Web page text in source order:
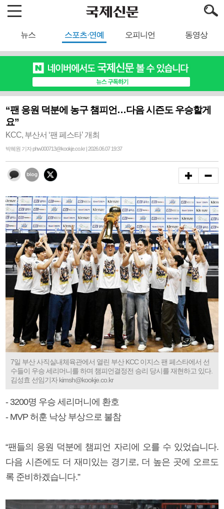
뉴스 스포츠·연예 오피니언 동영상
“팬 응원 덕분에 농구 챔피언…다음 시즌도 우승할게
요”
KCC, 부산서 ‘팬 페스타’ 개최
박혜원 기자 phw000713@kookje.co.kr | 2026.06.07 19:37
7일 부산 사직실내체육관에서 열린 부산 KCC 이지스 팬 페스타에서 선
수들이 우승 세리머니를 하며 챔피언결정전 승리 당시를 재현하고 있다.
김성효 선임기자 kimsh@kookje.co.kr
- 3200명 우승 세리머니에 환호
- MVP 허훈 낙상 부상으로 불참
“팬들의 응원 덕분에 챔피언 자리에 오를 수 있었습니다.
다음 시즌에도 더 재미있는 경기로, 더 높은 곳에 오르도
록 준비하겠습니다.”